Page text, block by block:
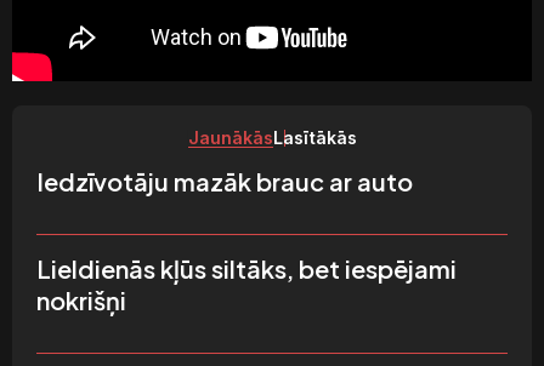
JaunākāsLasītākās
Iedzīvotāju mazāk brauc ar auto
Lieldienās kļūs siltāks, bet iespējami
nokrišņi